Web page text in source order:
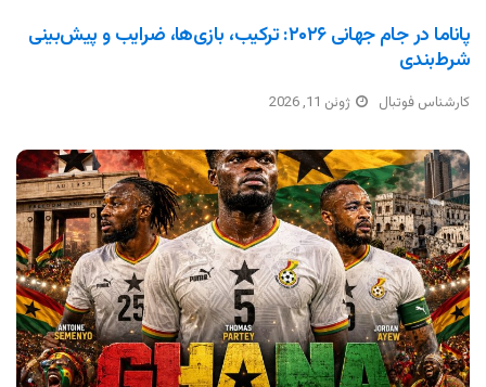
پاناما در جام جهانی ۲۰۲۶: ترکیب، بازی‌ها، ضرایب و پیش‌بینی
شرط‌بندی
کارشناس فوتبال ژوئن 11, 2026